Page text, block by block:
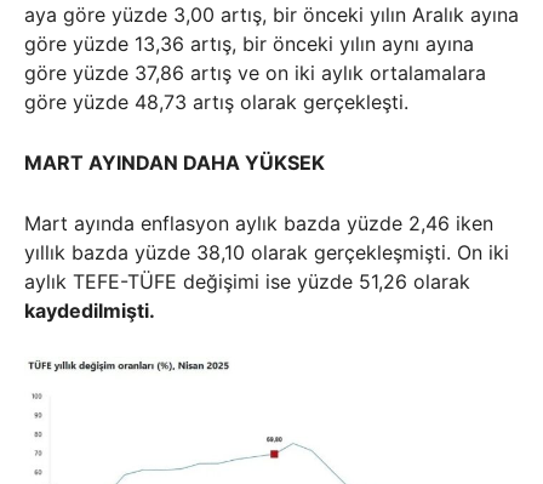
aya göre yüzde 3,00 artış, bir önceki yılın Aralık ayına
göre yüzde 13,36 artış, bir önceki yılın aynı ayına
göre yüzde 37,86 artış ve on iki aylık ortalamalara
göre yüzde 48,73 artış olarak gerçekleşti.
MART AYINDAN DAHA YÜKSEK
Mart ayında enflasyon aylık bazda yüzde 2,46 iken
yıllık bazda yüzde 38,10 olarak gerçekleşmişti. On iki
aylık TEFE-TÜFE değişimi ise yüzde 51,26 olarak
kaydedilmişti.